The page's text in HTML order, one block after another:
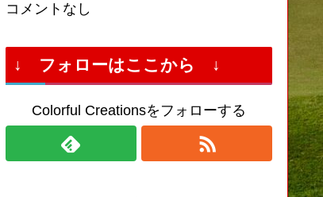
コメントなし
↓ フォローはここから ↓
Colorful Creationsをフォローする